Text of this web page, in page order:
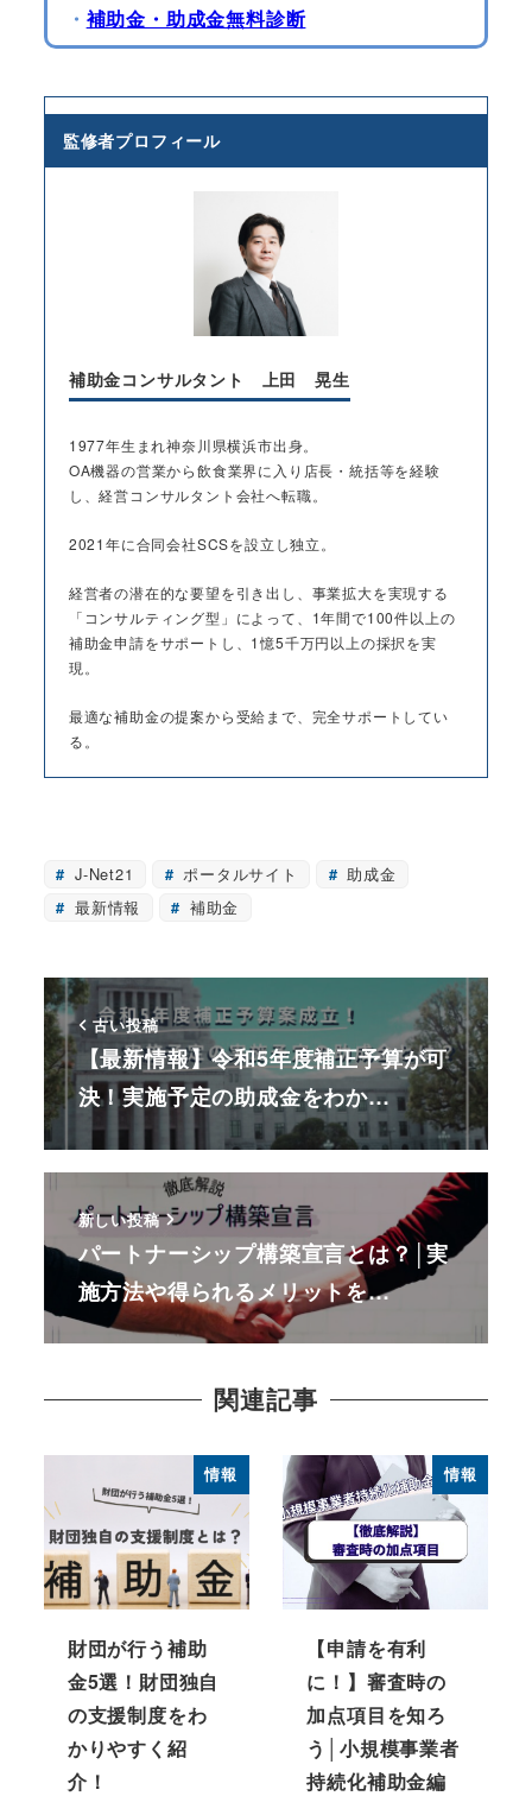
・ 補助金・助成金無料診断
監修者プロフィール
補助金コンサルタント 上田 晃生
1977年生まれ神奈川県横浜市出身。
OA機器の営業から飲食業界に入り店長・統括等を経験
し、経営コンサルタント会社へ転職。
2021年に合同会社SCSを設立し独立。
経営者の潜在的な要望を引き出し、事業拡大を実現する
「コンサルティング型」によって、1年間で100件以上の
補助金申請をサポートし、1憶5千万円以上の採択を実
現。
最適な補助金の提案から受給まで、完全サポートしてい
る。
J-Net21 ポータルサイト
助成金
最新情報
補助金
古い投稿
【最新情報】令和5年度補正予算が可
決！実施予定の助成金をわか…
新しい投稿
パートナーシップ構築宣言とは？│実
施方法や得られるメリットを…
関連記事
情報
財団が行う補助
金5選！財団独自
の支援制度をわ
かりやすく紹
介！
情報
【申請を有利
に！】審査時の
加点項目を知ろ
う│小規模事業者
持続化補助金編